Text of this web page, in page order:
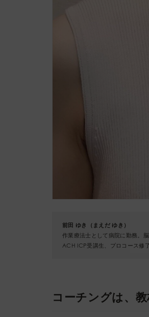
前田 ゆき（まえだ ゆき）
作業療法士として病院に勤務。
ACH ICP受講生、プロコース修了
コーチングは、